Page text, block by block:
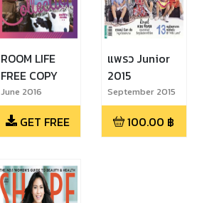
ROOM LIFE
FREE COPY
June 2016
GET FREE
แพรว Junior
2015
September 2015
100.00 ฿